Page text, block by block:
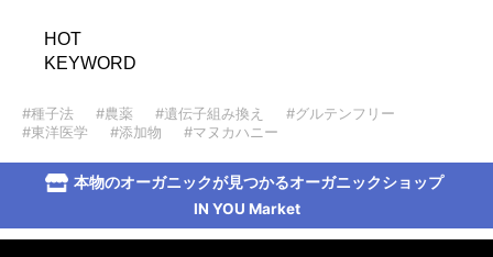
HOT
KEYWORD
#種子法 #農薬 #遺伝子組み換え
#グルテンフリー
#東洋医学
#添加物 #マヌカハニー
本物のオーガニックが見つかるオーガニックショップ
IN YOU Market